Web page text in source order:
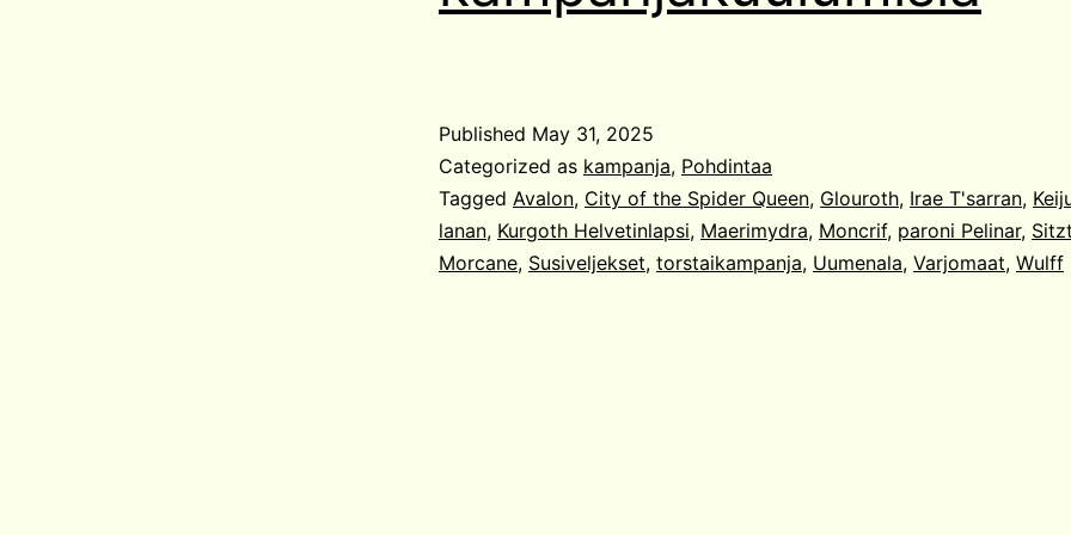
Published May 31, 2025
Categorized as kampanja, Pohdintaa
Tagged Avalon, City of the Spider Queen, Glouroth, Irae T'sarran,
lanan, Kurgoth Helvetinlapsi, Maerimydra, Moncrif, paroni Pelinar,
Morcane, Susiveljekset, torstaikampanja, Uumenala, Varjomaat, Wulff